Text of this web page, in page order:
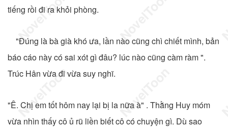
tiếng rồi đi ra khỏi phòng.
"Đúng là bà già khó ưa, lần nào cũng chì chiết mình, bản
báo cáo này có sai xót gì đâu? lúc nào cũng càm ràm ".
Trúc Hân vừa đi vừa suy nghĩ.
"Ê. Chị em tốt hôm nay lại bị la nữa à" . Thằng Huy móm
vừa nhìn thấy cô ủ rũ liền biết cô có chuyện gì. Dù sao